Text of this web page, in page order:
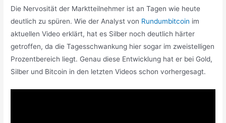
Die Nervosität der Marktteilnehmer ist an Tagen wie heute
deutlich zu spüren. Wie der Analyst von Rundumbitcoin im
aktuellen Video erklärt, hat es Silber noch deutlich härter
getroffen, da die Tagesschwankung hier sogar im zweistelligen
Prozentbereich liegt. Genau diese Entwicklung hat er bei Gold,
Silber und Bitcoin in den letzten Videos schon vorhergesagt.